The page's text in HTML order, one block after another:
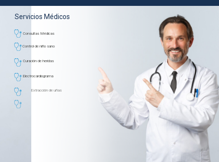
Consultas Médicas
Control de niño sano
Curación de heridas
Electrocardiograma
Extracción de uñas
Servicios Médicos